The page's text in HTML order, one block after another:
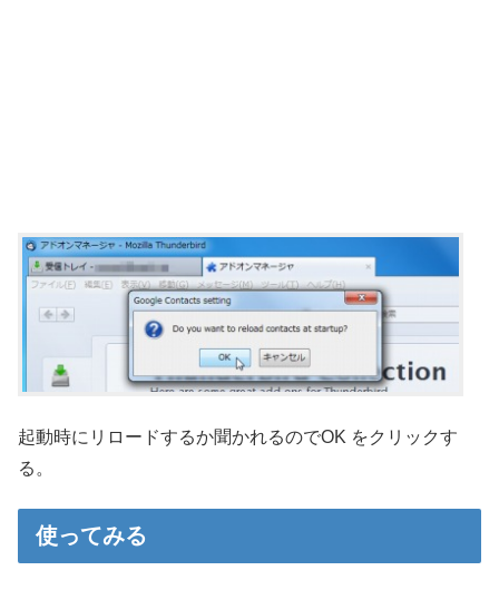
起動時にリロードするか聞かれるのでOK をクリックす
る。
使ってみる